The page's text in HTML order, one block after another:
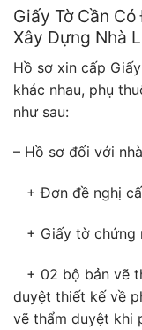
Giấy Tờ Cần
Xây Dựng Nhà
Hồ sơ xin cấp
khác nhau, phụ
như sau:
– Hồ sơ đối với
+ Đơn đề nghị
+ Giấy tờ chứng
+ 02 bộ bản vẽ
duyệt thiết kế về
vẽ thẩm duyệt khi